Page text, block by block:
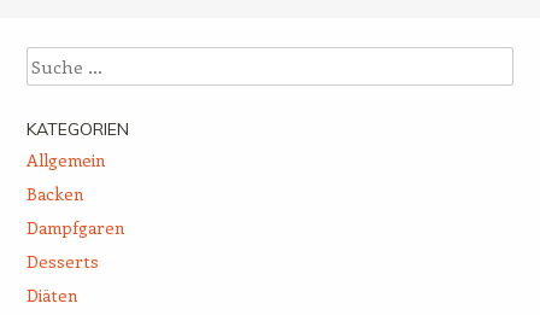
Suche
KATEGORIEN
Allgemein
Backen
Dampfgaren
Desserts
Diäten